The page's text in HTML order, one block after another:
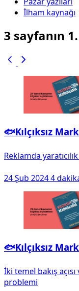
İlham kaynağı
3 sayfanın
🐟Kılçıksız
Reklamda
24 Şub 20244
🐟Kılçıksız
İki temel bakış
problemi